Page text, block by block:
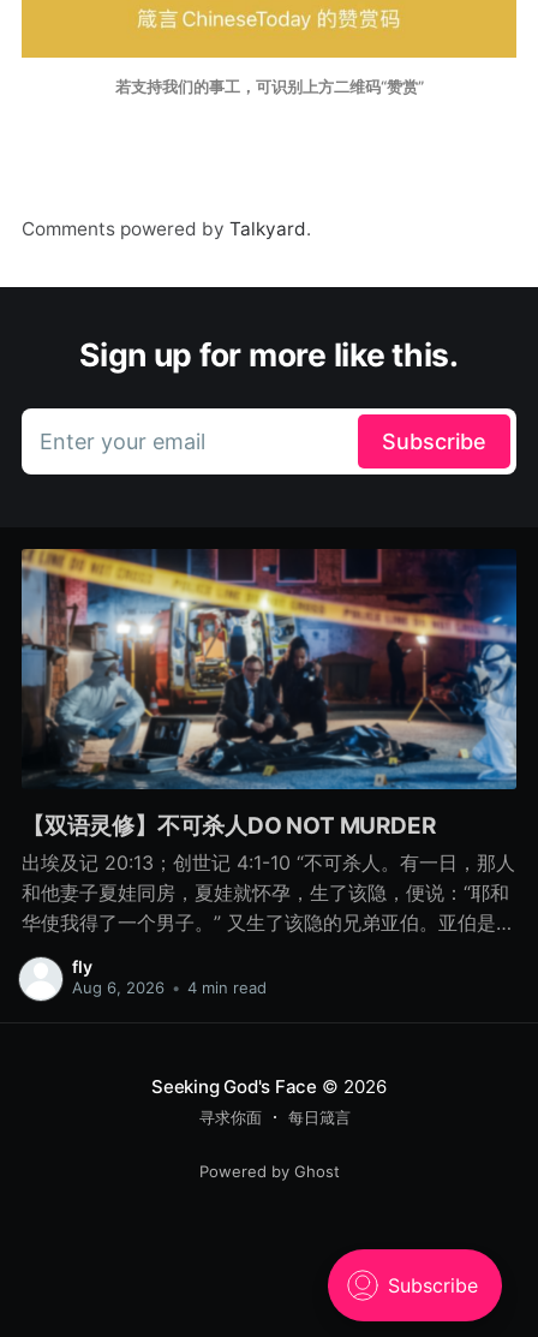
若支持我们的事工，可识别上方二维码“赞赏”
Comments powered by Talkyard.
Sign up for more like this.
Enter your email Subscribe
【双语灵修】不可杀人DO NOT MURDER
出埃及记 20:13；创世记 4:1-10 “不可杀人。有一日，那人
和他妻子夏娃同房，夏娃就怀孕，生了该隐，便说：“耶和
华使我得了一个男子。” 又生了该隐的兄弟亚伯。亚伯是牧
羊的，该隐是种地的。 有一日，该隐拿地里的出产为供物
献给耶和华， 亚伯也将他羊群中头生的和羊的脂油献上。
蒙悦纳？你若行得不好，罪就伏在门前。它必恋慕你，你
却要制伏它。” 该隐与他兄弟亚伯说话，二人正在田间，该
隐起来打他兄弟亚伯，把他杀了。 耶和华对该隐说：“你兄
里向我哀告。 8月15日 不可杀人 “你做了什么事呢？你兄
弟的血有声音从地里向我哀告。” - 创世记
fly
Aug 6, 2026 • 4 min read
Seeking God's Face © 2026
寻求你面 每日箴言
Powered by Ghost